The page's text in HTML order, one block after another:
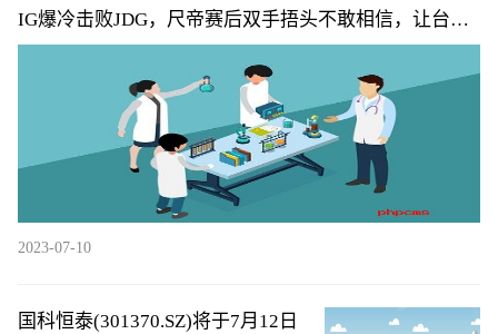
IG爆冷击败JDG，尺帝赛后双手捂头不敢相信，让台下
父母失望了
2023-07-10
国科恒泰(301370.SZ)将于7月12日